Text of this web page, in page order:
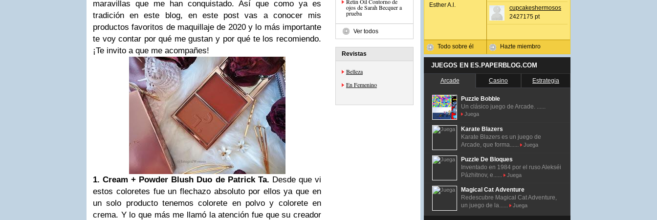
maravillas que me han conquistado. Así que como ya es
tradición en este blog, en este post vas a conocer mis
productos favoritos de maquillaje de 2020 y lo más importante
te voy contar por qué me gustan y por qué te los recomiendo.
¡Te invito a que me acompañes!
1. Cream + Powder Blush Duo de Patrick Ta. Desde que vi
estos coloretes fue un flechazo absoluto por ellos ya que en
un solo producto tenemos colorete en polvo y colorete en
crema. Y lo que más me llamó la atención fue que su creador
ojos de Sarah Becquer a
prueba
Ver todos
Revistas
Belleza
En Femenino
Esther A.l.
Todo sobre él
cupcakeshermosos
2427175 pt
Hazte miembro
JUEGOS EN ES.PAPERBLOG.COM
Arcade Casino Estrategia
Puzzle Bobble
Un clásico juego de Arcade. ......
Juega
Karate Blazers
Karate Blazers es un juego de
Arcade, que forma......
Juega
Puzzle De Bloques
Inventado en 1984 por el ruso Alekséi
Pázhitnov, e......
Juega
Magical Cat Adventure
Redescubre Magical Cat Adventure,
un juego de la......
Juega